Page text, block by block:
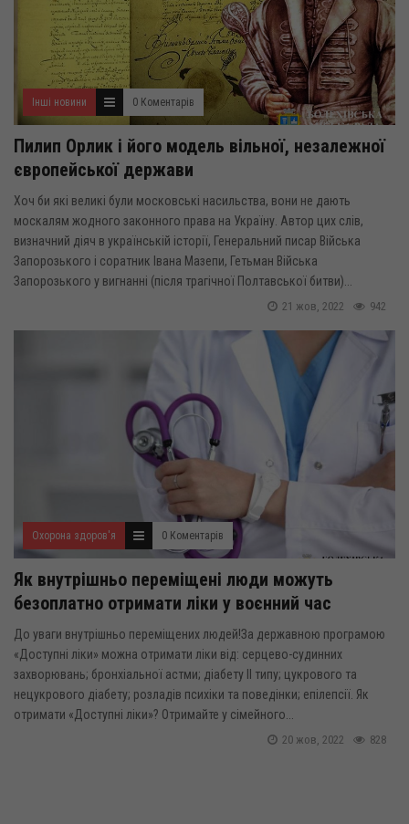
Інші новини 0 Коментарів
Пилип Орлик і його модель вільної, незалежної
європейської держави
Хоч би які великі були московські насильства, вони не дають
москалям жодного законного права на Україну. Автор цих слів,
визначний діяч в українській історії, Генеральний писар Війська
Запорозького і соратник Івана Мазепи, Гетьман Війська
Запорозького у вигнанні (після трагічної Полтавської битви)...
942
21 жов, 2022
Охорона здоров'я 0 Коментарів
Як внутрішньо переміщені люди можуть
безоплатно отримати ліки у воєнний час
До уваги внутрішньо переміщених людей!За державною програмою
«Доступні ліки» можна отримати ліки від: серцево-судинних
захворювань; бронхіальної астми; діабету II типу; цукрового та
нецукрового діабету; розладів психіки та поведінки; епілепсії. Як
отримати «Доступні ліки»? Отримайте у сімейного...
828
20 жов, 2022